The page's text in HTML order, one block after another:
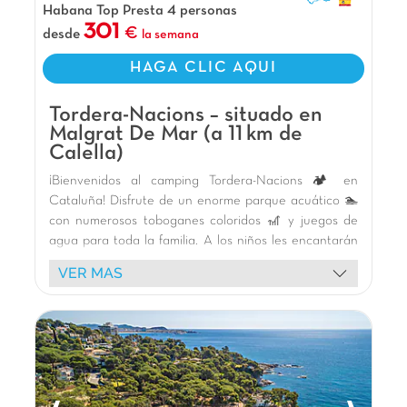
Habana Top Presta 4 personas
desde 301 la semana
HAGA CLIC AQUI
Tordera-Nacions – situado en
Malgrat De Mar (a 11 km de
Calella)
¡Bienvenidos al camping Tordera-Nacions 🏕️ en
Cataluña! Disfrute de un enorme parque acuático 🏊
con numerosos toboganes coloridos 🎢 y juegos de
agua para toda la familia. A los niños les encantarán
las áreas de juegos temáticas (barco vikingo, cohete,
hinchables) y las mascotas 🥳. Nuestro dinámico
espectáculos y fiestas de la espuma. Para los
deportistas, hay canchas multideporte, pádel y
petanca disponibles ⚽🎾. Explore los alrededores: la
hermosa playa de Tossa de Mar 🏖️, el Parque Güell
en Barcelona, las casas de colores de Gerona, Lloret
VER MAS